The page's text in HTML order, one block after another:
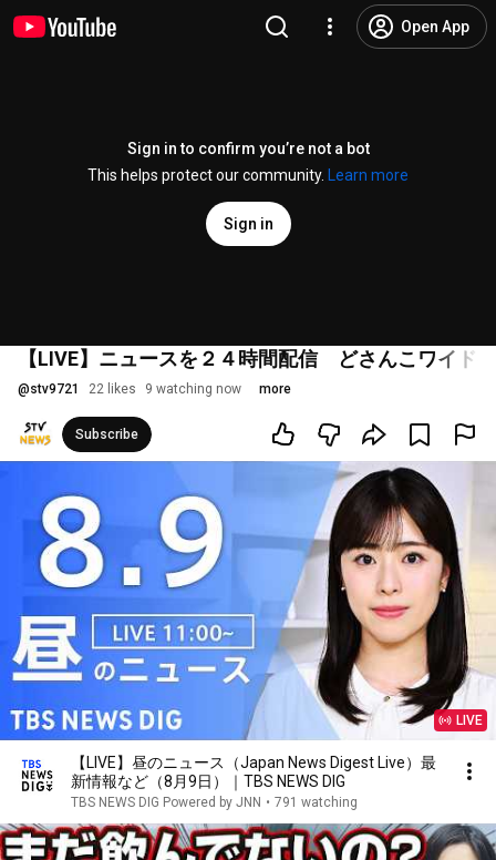
Open App
Sign in to confirm you’re not a bot
This helps protect our community.
Learn more
Sign in
【LIVE】ニュースを２４時間配信 どさんこワイ
@stv9721 22 likes 9 watching now more
Subscribe
LIVE
【LIVE】昼のニュース（Japan News Digest Live）最
新情報など（8月9日）｜TBS NEWS DIG
TBS NEWS DIG Powered by JNN • 791 watching